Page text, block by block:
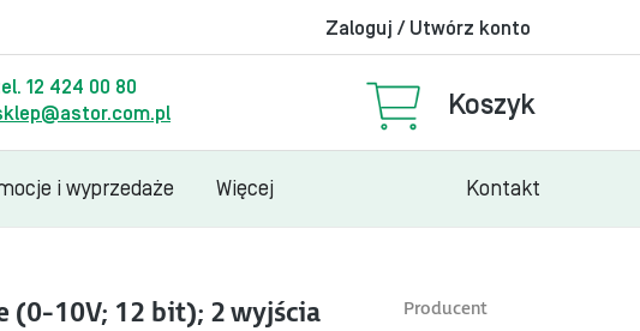
Zaloguj / Utwórz konto
12 424 00 80
Koszyk
i wyprzedaże Więcej Kontakt
Producent
(0-10V; 12 bit); 2 wyjścia